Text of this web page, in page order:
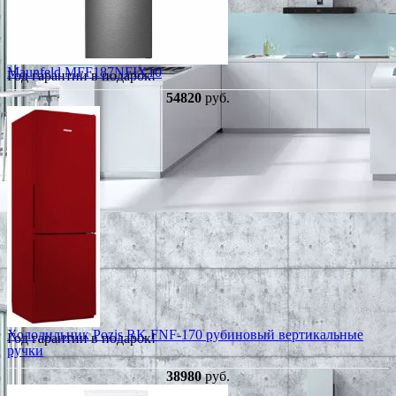
Год гарантии в подарок!
Maunfeld MFF187NFIX10
54820 руб.
Год гарантии в подарок!
Холодильник Pozis RK FNF-170 рубиновый вертикальные
ручки
38980руб.